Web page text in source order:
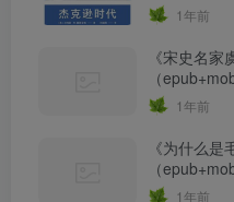
1年前
《宋史名家
（
1年前
《为什么是
（
1年前